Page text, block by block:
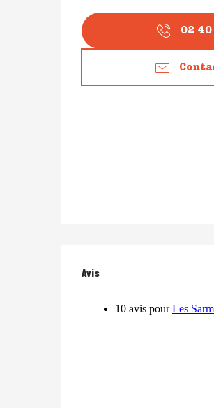
02
Avis
Avis